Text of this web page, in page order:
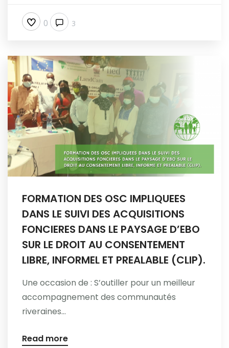
0 3
FORMATION DES OSC IMPLIQUEES
DANS LE SUIVI DES ACQUISITIONS
FONCIERES DANS LE PAYSAGE D’EBO
SUR LE DROIT AU CONSENTEMENT
LIBRE, INFORMEL ET PREALABLE (CLIP).
Une occasion de : S’outiller pour un meilleur
accompagnement des communautés
riveraines...
Read more